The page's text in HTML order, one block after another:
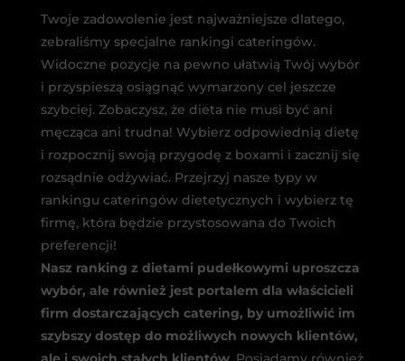
Twoje zadowolenie jest najważniejsze dlatego,
zebraliśmy specjalne rankingi cateringów.
Widoczne pozycje na pewno ułatwią Twój wybór
i przyspieszą osiągnąć wymarzony cel jeszcze
szybciej. Zobaczysz, że dieta nie musi być ani
męcząca ani trudna! Wybierz odpowiednią dietę
i rozpocznij swoją przygodę z boxami i zacznij się
rozsądnie odżywiać. Przejrzyj nasze typy w
rankingu cateringów dietetycznych i wybierz tę
firmę, która będzie przystosowana do Twoich
preferencji!
Nasz ranking z dietami pudełkowymi uproszcza
wybór, ale również jest portalem dla właścicieli
firm dostarczających catering, by umożliwić im
szybszy dostęp do możliwych nowych klientów,